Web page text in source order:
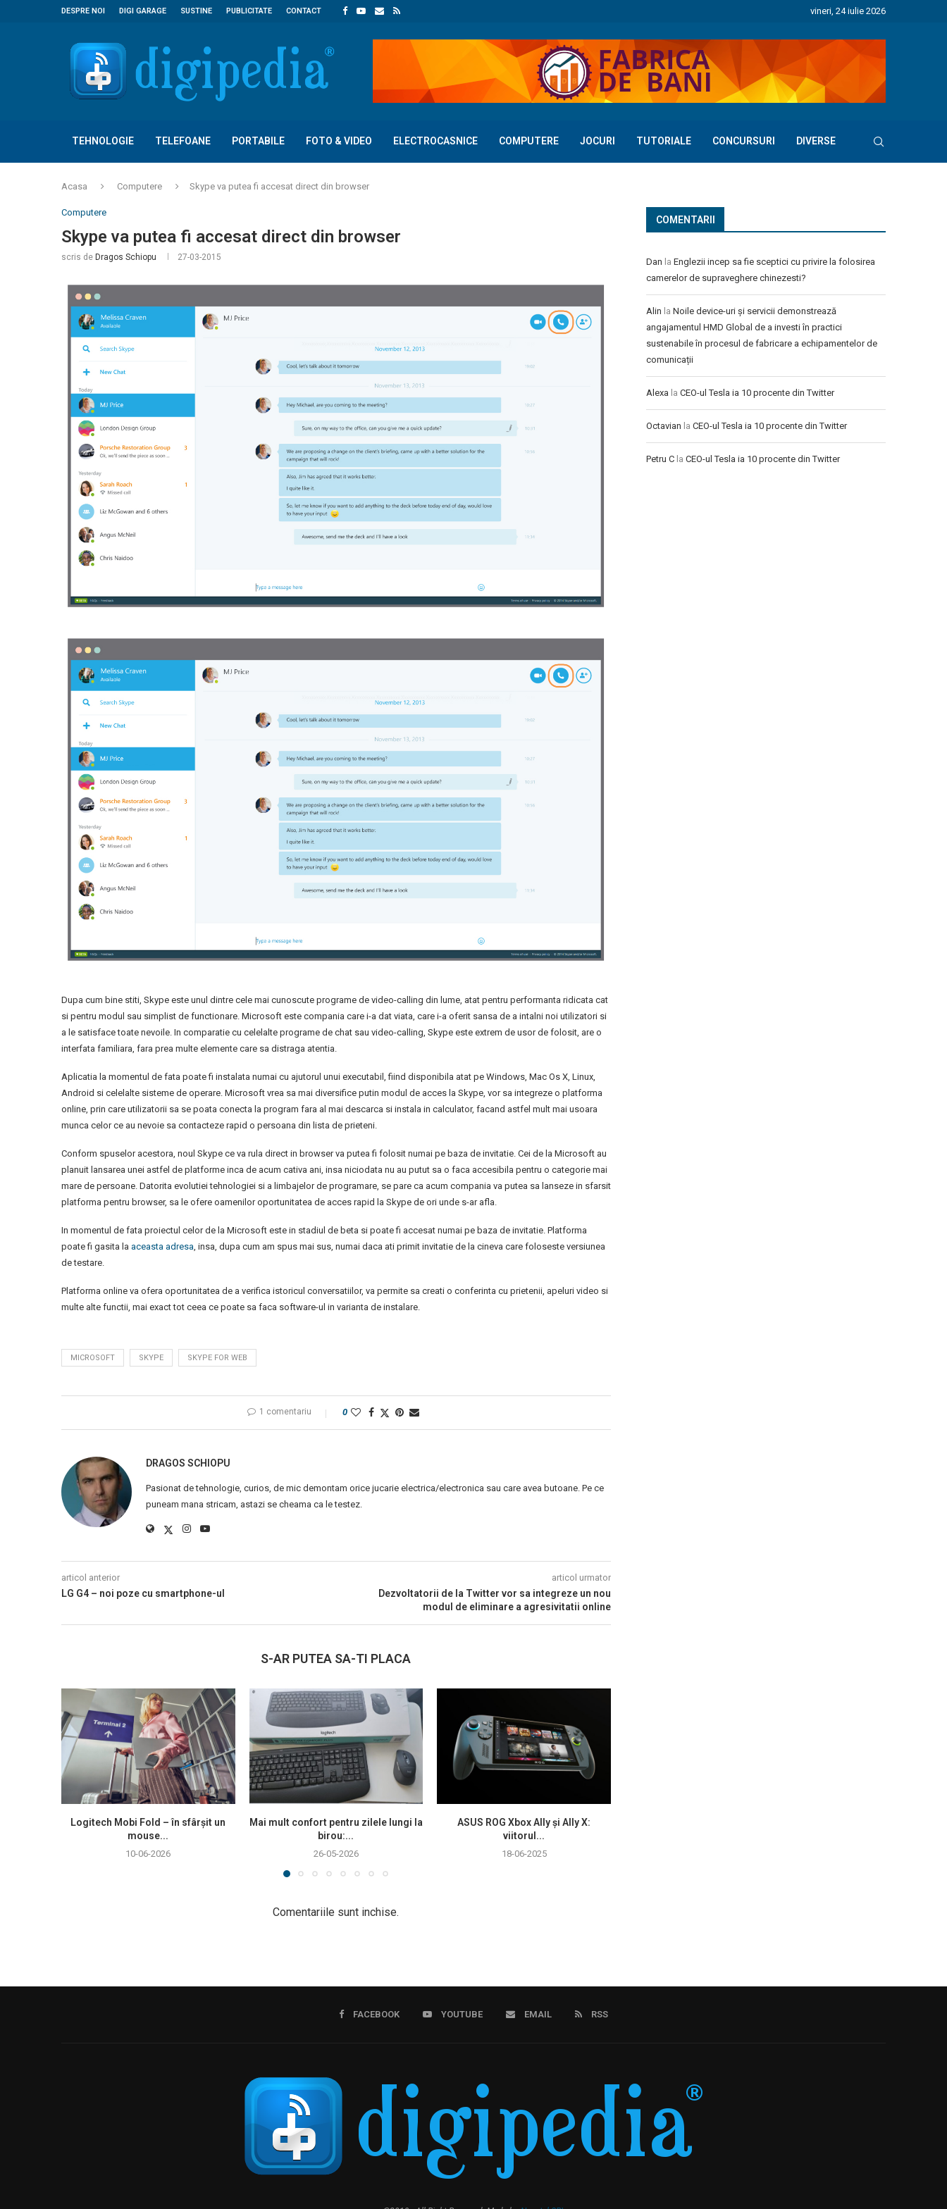
DESPRE NOI DIGI GARAGE SUSTINE PUBLICITATE CONTACT vineri, 24 iulie 2026
TEHNOLOGIE TELEFOANE PORTABILE FOTO & VIDEO ELECTROCASNICE COMPUTERE JOCURI TUTORIALE CONCURSURI DIVERSE
Acasa Computere Skype va putea fi accesat direct din browser
Computere
Skype va putea fi accesat direct din browser
scris de Dragos Schiopu 27-03-2015
Dupa cum bine stiti, Skype este unul dintre cele mai cunoscute programe de video-calling din lume, atat pentru performanta ridicata cat
si pentru modul sau simplist de functionare. Microsoft este compania care i-a dat viata, care i-a oferit sansa de a intalni noi utilizatori si
a le satisface toate nevoile. In comparatie cu celelalte programe de chat sau video-calling, Skype este extrem de usor de folosit, are o
interfata familiara, fara prea multe elemente care sa distraga atentia.
Aplicatia la momentul de fata poate fi instalata numai cu ajutorul unui executabil, fiind disponibila atat pe Windows, Mac Os X, Linux,
Android si celelalte sisteme de operare. Microsoft vrea sa mai diversifice putin modul de acces la Skype, vor sa integreze o platforma
online, prin care utilizatorii sa se poata conecta la program fara al mai descarca si instala in calculator, facand astfel mult mai usoara
munca celor ce au nevoie sa contacteze rapid o persoana din lista de prieteni.
Conform spuselor acestora, noul Skype ce va rula direct in browser va putea fi folosit numai pe baza de invitatie. Cei de la Microsoft au
planuit lansarea unei astfel de platforme inca de acum cativa ani, insa niciodata nu au putut sa o faca accesibila pentru o categorie mai
mare de persoane. Datorita evolutiei tehnologiei si a limbajelor de programare, se pare ca acum compania va putea sa lanseze in sfarsit
platforma pentru browser, sa le ofere oamenilor oportunitatea de acces rapid la Skype de ori unde s-ar afla.
In momentul de fata proiectul celor de la Microsoft este in stadiul de beta si poate fi accesat numai pe baza de invitatie. Platforma
poate fi gasita la aceasta adresa , insa, dupa cum am spus mai sus, numai daca ati primit invitatie de la cineva care foloseste versiunea
de testare.
Platforma online va ofera oportunitatea de a verifica istoricul conversatiilor, va permite sa creati o conferinta cu prietenii, apeluri video si
multe alte functii, mai exact tot ceea ce poate sa faca software-ul in varianta de instalare.
MICROSOFT SKYPE SKYPE FOR WEB
1 comentariu 0
DRAGOS SCHIOPU
Pasionat de tehnologie, curios, de mic demontam orice jucarie electrica/electronica sau care avea butoane. Pe ce
puneam mana stricam, astazi se cheama ca le testez.
articol anterior
LG G4 – noi poze cu smartphone-ul
articol urmator
Dezvoltatorii de la Twitter vor sa integreze un nou
modul de eliminare a agresivitatii online
S-AR PUTEA SA-TI PLACA
Logitech Mobi Fold – în sfârșit un
mouse...
10-06-2026
Mai mult confort pentru zilele lungi la
birou:...
26-05-2026
ASUS ROG Xbox Ally și Ally X:
viitorul...
18-06-2025
Comentariile sunt inchise.
COMENTARII
Dan la Englezii incep sa fie sceptici cu privire la folosirea
camerelor de supraveghere chinezesti?
Alin la Noile device-uri și servicii demonstrează
angajamentul HMD Global de a investi în practici
sustenabile în procesul de fabricare a echipamentelor de
comunicații
Alexa la CEO-ul Tesla ia 10 procente din Twitter
Octavian la CEO-ul Tesla ia 10 procente din Twitter
Petru C la CEO-ul Tesla ia 10 procente din Twitter
FACEBOOK YOUTUBE EMAIL RSS